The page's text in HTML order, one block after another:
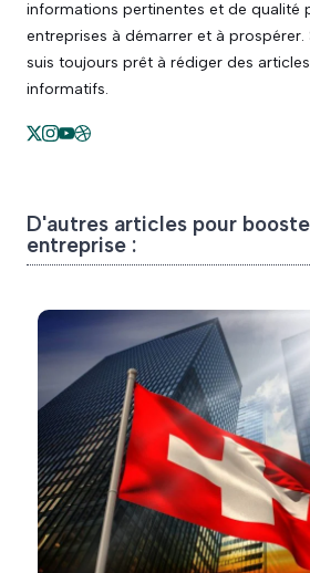
informations pertinentes et de qualité
entreprises à démarrer et à prospérer.
suis toujours prêt à rédiger des
informatifs.
D'autres articles pour
entreprise :